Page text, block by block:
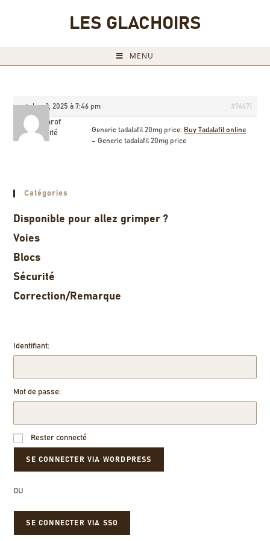
LES GLACHOIRS
MENU
octobre 3, 2025 à 7:46 pm #96671
Martinrof
Invité
Generic tadalafil 20mg price: Buy Tadalafil online
– Generic tadalafil 20mg price
Catégories
Disponible pour allez grimper ?
Voies
Blocs
Sécurité
Correction/Remarque
Identifiant:
Mot de passe:
Rester connecté
OU
SE CONNECTER VIA SSO